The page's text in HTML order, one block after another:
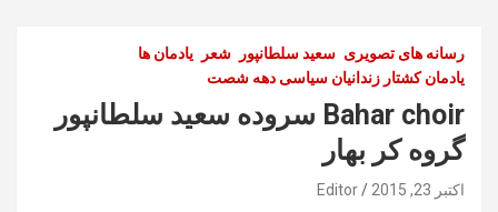
رسانه های تصویری سعید سلطانپور شعر
یادمان ها
یادمان کشتار زندانیان سیاسی دهه شصت
Bahar choir سروده سعید سلطانپور
گروه کر بهار
اکتبر 23, 2015 Editor